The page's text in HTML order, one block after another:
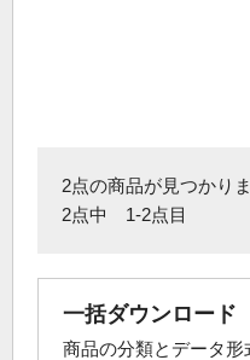
2点の商品が見つかり
2点中 1-2点目
一括ダウンロード
商品の分類とデータ